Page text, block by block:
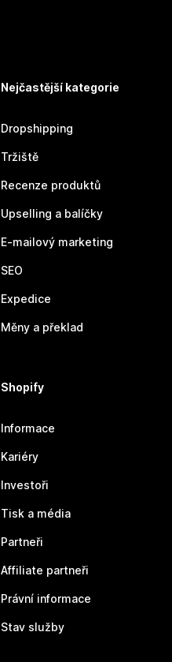
Nejčastější kategorie
Dropshipping
Tržiště
Recenze produktů
Upselling a balíčky
E-mailový marketing
SEO
Expedice
Měny a překlad
Shopify
Informace
Kariéry
Investoři
Tisk a média
Partneři
Affiliate partneři
Právní informace
Stav služby